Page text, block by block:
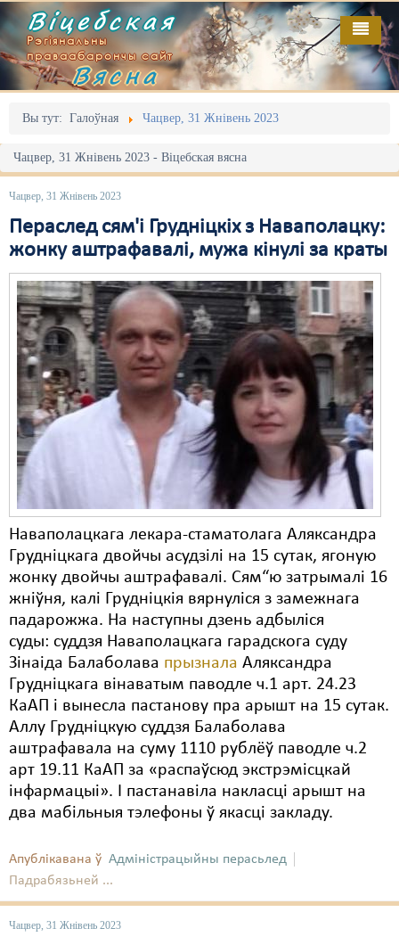
Віцебская
Рэгіянальны
праваабарончы сайт
Вясна
Вы тут: Галоўная Чацвер, 31 Жнівень 2023
Чацвер, 31 Жнівень 2023 - Віцебская вясна
Чацвер, 31 Жнівень 2023
Пераслед сям'і Грудніцкіх з Наваполацку:
жонку аштрафавалі, мужа кінулі за краты
Наваполацкага лекара-стаматолага Аляксандра
Грудніцкага двойчы асудзілі на 15 сутак, ягоную
жонку двойчы аштрафавалі. Сям“ю затрымалі 16
жніўня, калі Грудніцкія вярнуліся з замежнага
падарожжа. На наступны дзень адбыліся
суды: суддзя Наваполацкага гарадскога суду
Зінаіда Балаболава прызнала Аляксандра
Грудніцкага вінаватым паводле ч.1 арт. 24.23
КаАП і вынесла пастанову пра арышт на 15 сутак.
Аллу Грудніцкую суддзя Балаболава
аштрафавала на суму 1110 рублёў паводле ч.2
арт 19.11 КаАП за «распаўсюд экстрэмісцкай
інфармацыі». І пастанавіла накласці арышт на
два мабільныя тэлефоны ў якасці закладу.
Апублікавана ў Адміністрацыйны перасьлед
Падрабязьней ...
Чацвер, 31 Жнівень 2023
Галоўная
Адміністрацыйны перасьлед
Акцыі
Выбары
Грамадзянскія ініцыятывы
Дзяржава
Дыскрымінацыя
Затрыманьні
Карная псыхіятрыя
КПЧ ААН
Культурныя правы
ЛПП
Мігранты
Мірныя сходы
Палітвязьні
Праваабаронцы
Правы дзіцяці
Пэнітэнцыярная сыстэма
Распальваньне варожасьці
Рознае
Свабода сумленьня
Суд
Сьмяротнае пакараньне
Выданьні
Відэа
Пра нас
RSS